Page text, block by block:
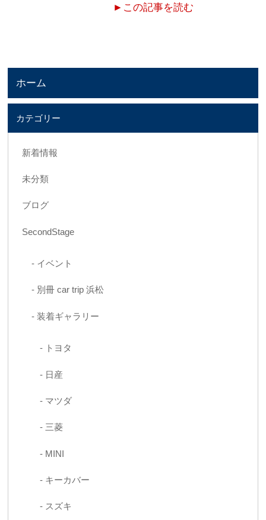
►この記事を読む
ホーム
カテゴリー
新着情報
未分類
ブログ
SecondStage
イベント
別冊 car trip 浜松
装着ギャラリー
トヨタ
日産
マツダ
三菱
MINI
キーカバー
スズキ